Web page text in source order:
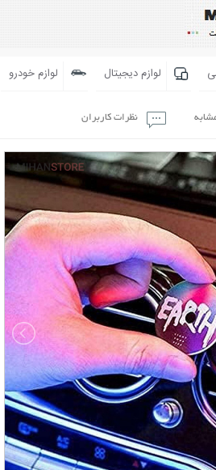
لوازم دیجیتال لوازم خودرو
نظرات کاربران